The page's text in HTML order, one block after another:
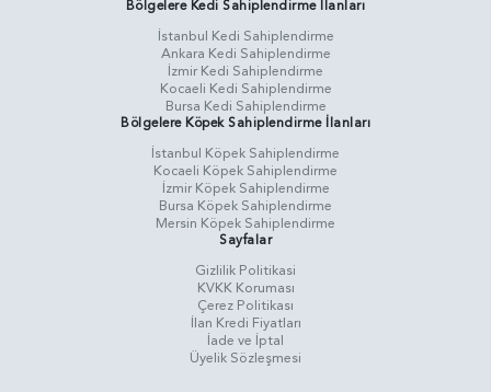
Bölgelere Kedi Sahiplendirme İlanları
İstanbul Kedi Sahiplendirme
Ankara Kedi Sahiplendirme
İzmir Kedi Sahiplendirme
Kocaeli Kedi Sahiplendirme
Bursa Kedi Sahiplendirme
Bölgelere Köpek Sahiplendirme İlanları
İstanbul Köpek Sahiplendirme
Kocaeli Köpek Sahiplendirme
İzmir Köpek Sahiplendirme
Bursa Köpek Sahiplendirme
Mersin Köpek Sahiplendirme
Sayfalar
Gizlilik Politikasi
KVKK Koruması
Çerez Politikası
İlan Kredi Fiyatları
İade ve İptal
Üyelik Sözleşmesi